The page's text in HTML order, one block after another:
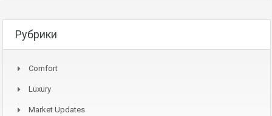
Рубрики
Comfort
Luxury
Market Updates